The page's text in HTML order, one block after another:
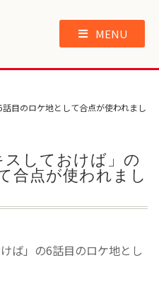
MENU
目のロケ地として合点が使われまし
スしておけば」の
合点が使われまし
ば」の6話目のロケ地とし